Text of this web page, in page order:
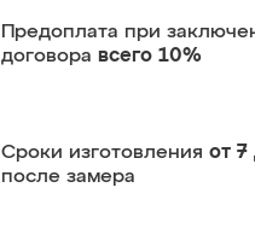
Предоплата при
договора всего 10%
Сроки изготовления от 7
после замера